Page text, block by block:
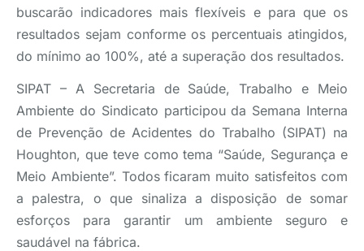
buscarão indicadores mais flexíveis e para que os
resultados sejam conforme os percentuais atingidos,
do mínimo ao 100%, até a superação dos resultados.
SIPAT – A Secretaria de Saúde, Trabalho e Meio
Ambiente do Sindicato participou da Semana Interna
de Prevenção de Acidentes do Trabalho (SIPAT) na
Houghton, que teve como tema “Saúde, Segurança e
Meio Ambiente”. Todos ficaram muito satisfeitos com
a palestra, o que sinaliza a disposição de somar
esforços para garantir um ambiente seguro e
saudável na fábrica.